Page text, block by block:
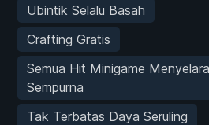
Ubintik Selalu Basah
Crafting Gratis
Semua Hit Minigame
Sempurna
Tak Terbatas Daya Seruling